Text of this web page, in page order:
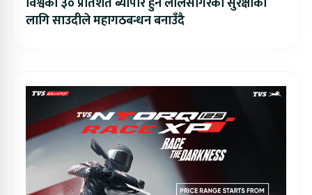
लागि साउदीले महागठबन्धन बनाउँदै